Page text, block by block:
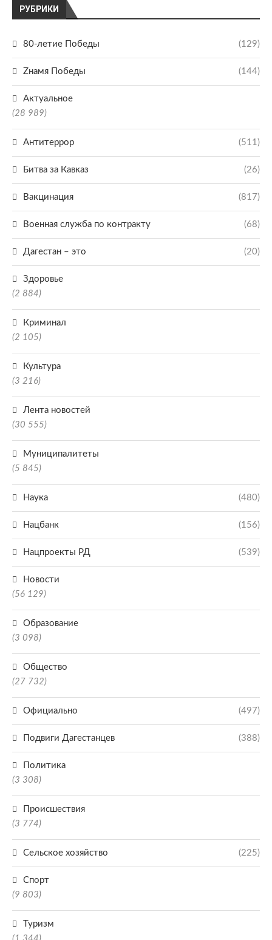
РУБРИКИ
80-летие Победы (129)
Zнамя Победы (144)
Актуальное
(28 989)
Антитеррор (511)
Битва за Кавказ (26)
Вакцинация (817)
Военная служба по контракту (68)
Дагестан – это (20)
Здоровье
(2 884)
Криминал
(2 105)
Культура
(3 216)
Лента новостей
(30 555)
Муниципалитеты
(5 845)
Наука (480)
Нацбанк (156)
Нацпроекты РД (539)
Новости
(56 129)
Образование
(3 098)
Общество
(27 732)
Официально (497)
Подвиги Дагестанцев (388)
Политика
(3 308)
Происшествия
(3 774)
Сельское хозяйство (225)
Спорт
(9 803)
Туризм